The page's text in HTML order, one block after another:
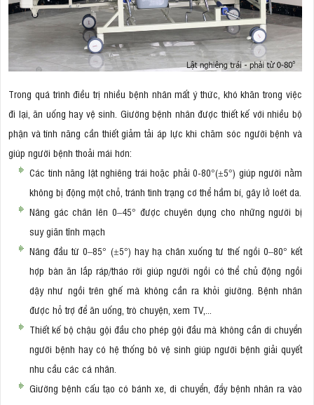
Trong quá trình điều trị nhiều bệnh nhân mất ý thức, khó khăn trong việc
đi lại, ăn uống hay vệ sinh. Giường bệnh nhân được thiết kế với nhiều bộ
phận và tính năng cần thiết giảm tải áp lực khi chăm sóc người bệnh và
giúp người bệnh thoải mái hơn:
Các tính năng lật nghiêng trái hoặc phải 0-80°(±5°) giúp người nằm
không bị động một chỗ, tránh tình trạng cơ thể hầm bí, gây lở loét da.
Nâng gác chân lên 0–45° được chuyên dụng cho những người bị
suy giãn tĩnh mạch
Nâng đầu từ 0–85° (±5°) hay hạ chân xuống tư thế ngồi 0–80° kết
hợp bàn ăn lắp ráp/tháo rời giúp người ngồi có thể chủ động ngồi
dậy như ngồi trên ghế mà không cần ra khỏi giường. Bệnh nhân
được hỗ trợ để ăn uống, trò chuyện, xem TV,...
Thiết kế bộ chậu gội đầu cho phép gội đầu mà không cần di chuyển
người bệnh hay có hệ thống bô vệ sinh giúp người bệnh giải quyết
nhu cầu các cá nhân.
Giường bệnh cấu tạo có bánh xe, di chuyển, đẩy bệnh nhân ra vào